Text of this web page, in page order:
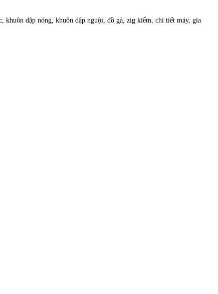
khuôn dập nóng, khuôn dập nguội, đồ gá, zig kiểm, chi tiết máy, gia